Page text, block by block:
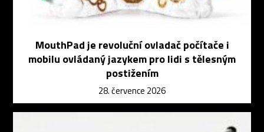
MouthPad je revoluční ovladač počítače i
mobilu ovládaný jazykem pro lidi s tělesným
postižením
28. července 2026